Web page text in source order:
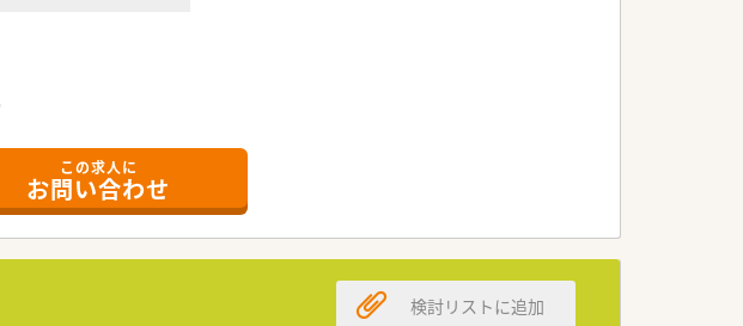
この求人に
お問い合わせ
検討リストに追加